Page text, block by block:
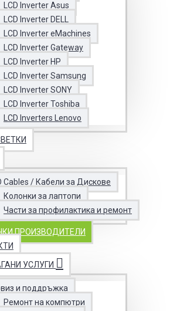
LCD Inverter Asus
LCD Inverter DELL
LCD Inverter eMachines
LCD Inverter Gateway
LCD Inverter HP
LCD Inverter Samsung
LCD Inverter SONY
LCD Inverter Toshiba
LCD Inverters Lenovo
Cables / Кабели за Дискове
Колонки за лаптопи
Части за профилактика и ремонт
ПРОИЗВОДИТЕЛИ
УСЛУГИ
и поддръжка
Ремонт на компютри